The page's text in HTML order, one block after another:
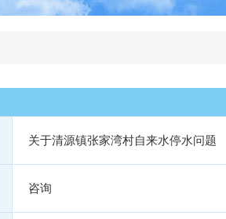
关于清源镇张家湾村自来水停水问题
咨询